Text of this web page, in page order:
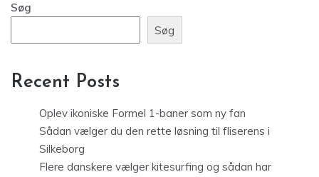
Søg
Søg
Recent Posts
Oplev ikoniske Formel 1-baner som ny fan
Sådan vælger du den rette løsning til fliserens i
Silkeborg
Flere danskere vælger kitesurfing og sådan har